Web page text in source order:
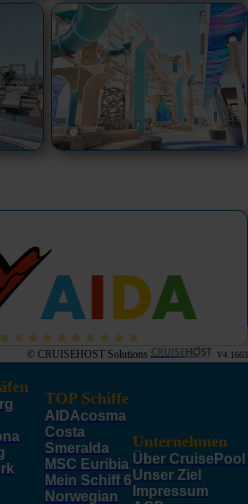
© CRUISEHOST Solutions V4.1663
TOP Schiffe
AIDAcosma
Costa
Smeralda
MSC Euribia
Mein Schiff 6
Norwegian
Unternehmen
Über CruisePool
Unser Ziel
Impressum